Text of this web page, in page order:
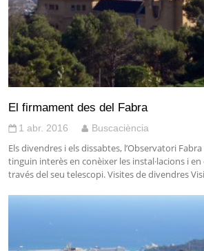
El firmament des del Fabra
1 abr. 2016 Buscaciència
Els divendres i els dissabtes, l’Observatori
tinguin interès en conèixer les instal·lacions i
través del seu telescopi. Visites de divendres